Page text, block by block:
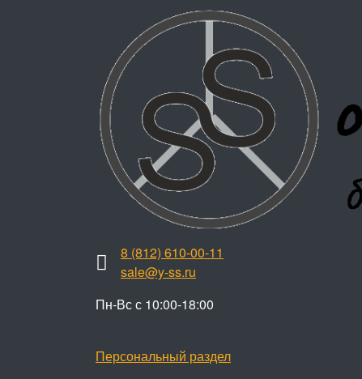
8 (812) 610-00-11
sale@y-ss.ru
Пн-Вс с 10:00-18:00
Персональный раздел